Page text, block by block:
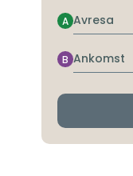
Avresa
A
Ankomst
B